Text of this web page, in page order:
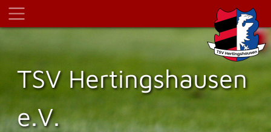
TSV Hertings­hausen
e.V.